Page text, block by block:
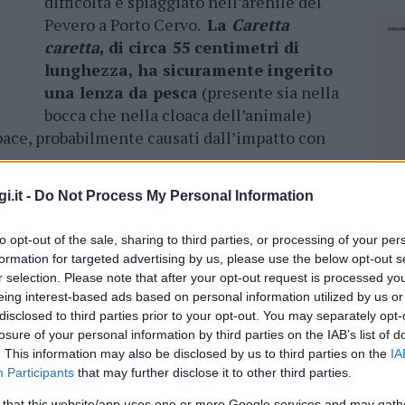
- Do Not Process My Personal Information
opt-out of the sale, sharing to third parties, or processing of your
for targeted advertising by us, please use the below opt-out
selection. Please note that after your opt-out request is processed
interest-based ads based on personal information utilized by us
to third parties prior to your opt-out. You may separately
of your personal information by third parties on the IAB’s list of
This information may also be disclosed by us to third parties on the
Participants that may further disclose it to other third parties.
Pevero a Porto Cervo. La Caretta
caretta, di circa 55 centimetri di
lunghezza, ha sicuramente ingerito
una lenza da pesca (presente sia nella
bocca che nella cloaca dell’animale)
probabilmente causati dall’impatto con
viaggio verso il CRES di Oristano dove sarà
dai veterinari con apposite terapie.
marine sono le prime vittime delle
in mare dall’Uomo: un fenomeno
e spesso alla morte di tantissimi animali.
delle attività della Rete regionale
marina di cui l’AMP di Tavolara Punta Coda
alla Guardia Costiera al Corpo